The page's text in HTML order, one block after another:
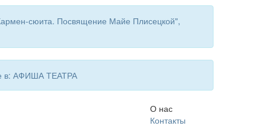
сюита. Посвящение Майе Плисецкой",
в: АФИША ТЕАТРА
О нас
Контакты